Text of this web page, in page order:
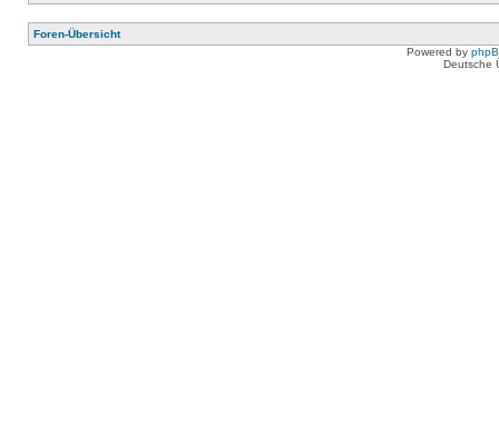
Foren-Übersicht
Powered by
Deutsche